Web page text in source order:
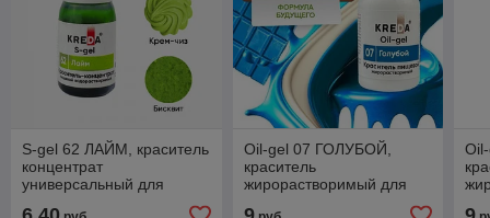
S-gel 62 ЛАЙМ, краситель
концентрат
универсальный для
Oil-gel 07 ГОЛУБОЙ,
краситель
жирорастворимый для